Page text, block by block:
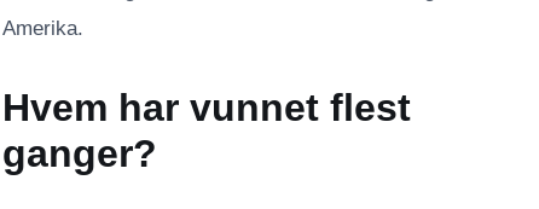
Amerika.
Hvem har vunnet flest
ganger?